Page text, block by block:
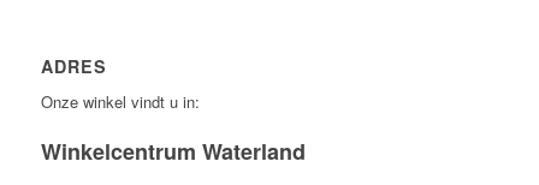
ADRES
Onze winkel vindt u in:
Winkelcentrum Waterland